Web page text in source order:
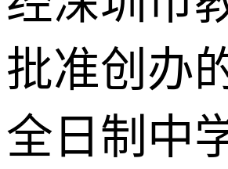
批准创办
全日制中